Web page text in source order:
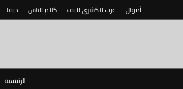
أموال عرب لاكشري لايف كلام الناس ديفا
الرئيسية